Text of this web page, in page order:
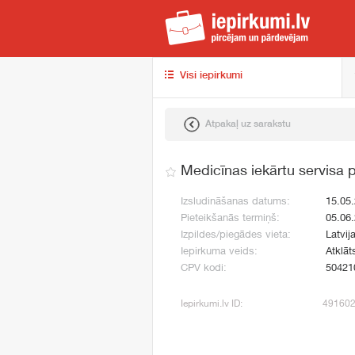
Visi iepirkumi
Atpakaļ uz sarakstu
Medicīnas iekārtu servisa
Izsludināšanas datums:
Pieteikšanās termiņš:
Izpildes/piegādes vieta:
Iepirkuma veids:
CPV kodi:
Iepirkumi.lv ID: